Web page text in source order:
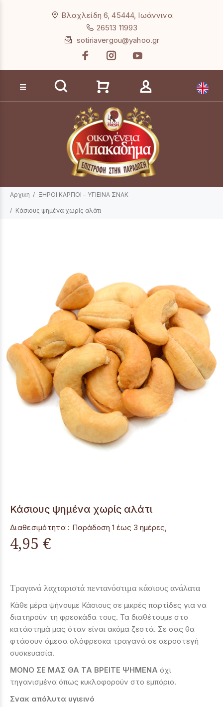
Βλαχλείδη 6, 45444, Ιωάννινα
26513 11993
sotiriavergou@yahoo.gr
Αναζήτηση προϊόντων
Αρχικη ΞΗΡΟΙ ΚΑΡΠΟΙ – ΥΓΙΕΙΝΑ ΣΝΑΚ
Κάσιους ψημένα χωρίς αλάτι
Κάσιους ψημένα χωρίς αλάτι
Διαθεσιμότητα : Παράδoση 1 έως 3 ημέρες,
4,95 €
Τραγανά λαχταριστά πεντανόστιμα κάσιους ανάλατα
Κάθε μέρα ψήνουμε Κάσιους σε μικρές παρτίδες για να
διατηρούν τη φρεσκάδα τους. Τα διαθέτουμε στο
κατάστημά μας όταν είναι ακόμα ζεστά. Σε σας θα
φτάσουν άμεσα ολόφρεσκα τραγανά σε αεροστεγή
συσκευασία.
ΜΟΝΟ ΣΕ ΜΑΣ ΘΑ ΤΑ ΒΡΕΙΤΕ ΨΗΜΕΝΑ όχι
τηγανισμένα όπως κυκλοφορούν στο εμπόριο.
Σνακ απόλυτα υγιεινό